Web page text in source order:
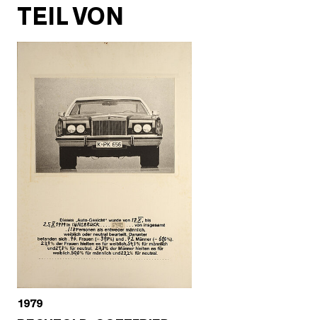
TEIL VON
1979